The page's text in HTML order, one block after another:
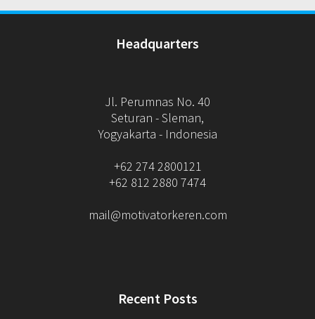
Headquarters
Jl. Perumnas No. 40
Seturan - Sleman,
Yogyakarta - Indonesia
+62 274 2800121
+62 812 2880 7474
mail@motivatorkeren.com
Recent Posts